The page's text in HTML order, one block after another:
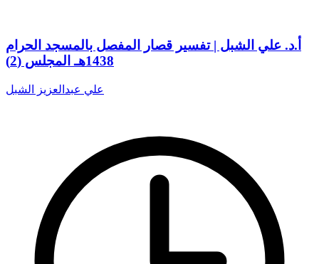
أ.د. علي الشبل | تفسير قصار المفصل بالمسجد الحرام
1438هـ المجلس (2)
علي عبدالعزيز الشبل